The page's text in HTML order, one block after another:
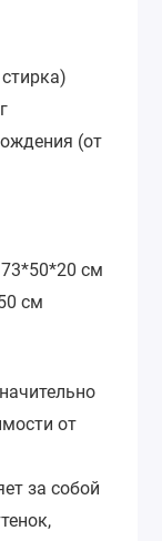
(от
см
см
от
за собой